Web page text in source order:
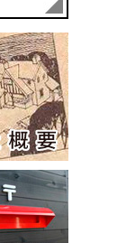
サイト